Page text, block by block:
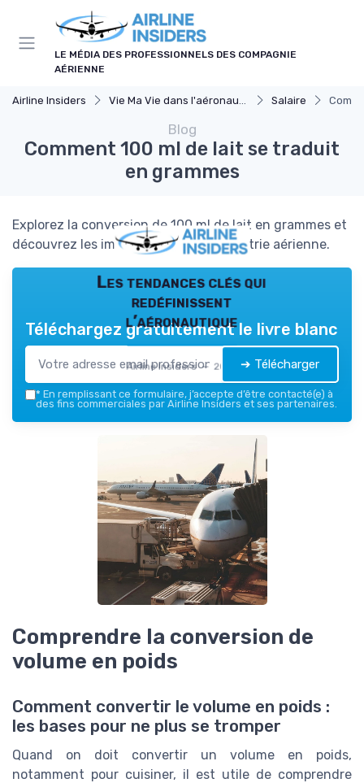
LE MÉDIA DES PROFESSIONNELS DES COMPAGNIE
AÉRIENNE
Airline Insiders Vie Ma Vie dans l'aéronautique Salaire
Blog
Comment 100 ml de lait se traduit
en grammes
Explorez la conversion de 100 ml de lait en grammes et
découvrez les implications pour l'industrie aérienne.
Les tendances clés qui
redéfinissent
l’aéronautique
Airline Insiders — 2026
Téléchargez gratuitement le livre blanc
➔ Télécharger
* En remplissant ce formulaire, j’accepte d’être contacté(e) à
des fins commerciales par Airline Insiders et ses partenaires.
Comprendre la conversion de
volume en poids
Comment convertir le volume en poids :
les bases pour ne plus se tromper
Quand on doit convertir un volume en poids,
notamment pour cuisiner, il est utile de comprendre
Panneau de gestion des cookies